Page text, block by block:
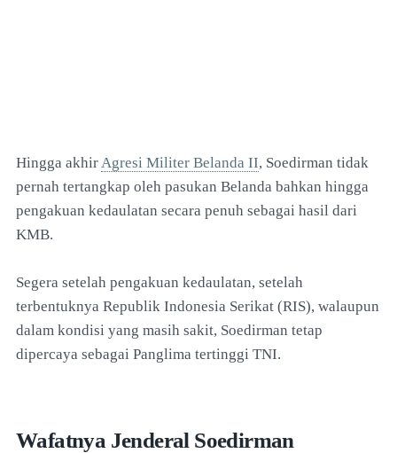
Hingga akhirAgresi Militer Belanda II, Soedirman tidak
pernah tertangkap oleh pasukan Belanda bahkan hingga
pengakuan kedaulatan secara penuh sebagai hasil dari
KMB.
Segera setelah pengakuan kedaulatan, setelah
terbentuknya Republik Indonesia Serikat (RIS), walaupun
dalam kondisi yang masih sakit, Soedirman tetap
dipercaya sebagai Panglima tertinggi TNI.
Wafatnya Jenderal Soedirman